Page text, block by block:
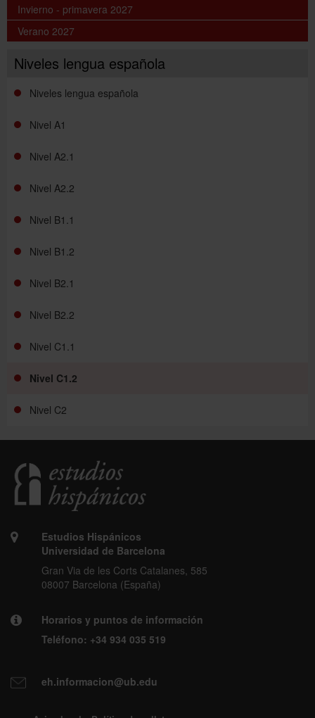
Niveles lengua española
Niveles lengua española
Nivel A1
Nivel A2.1
Nivel A2.2
Nivel B1.1
Nivel B1.2
Nivel B2.1
Nivel B2.2
Nivel C1.1
Nivel C1.2
Nivel C2
Invierno - primavera 2027
Verano 2027
Estudios Hispánicos
Universidad de Barcelona
Gran Via de les Corts Catalanes, 585
08007 Barcelona (España)
Horarios y puntos de información
Teléfono: +34 934 035 519
eh.informacion@ub.edu